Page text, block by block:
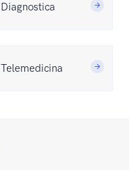
Diagnostica
Telemedicina